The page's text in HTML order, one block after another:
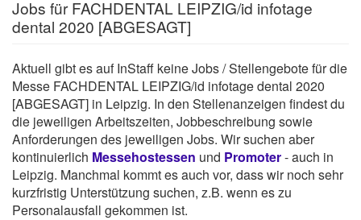
Jobs für FACHDENTAL LEIPZIG/id infotage
dental 2020 [ABGESAGT]
Aktuell gibt es auf InStaff keine Jobs / Stellengebote für die
Messe FACHDENTAL LEIPZIG/id infotage dental 2020
[ABGESAGT] in Leipzig. In den Stellenanzeigen findest du
die jeweiligen Arbeitszeiten, Jobbeschreibung sowie
Anforderungen des jeweiligen Jobs. Wir suchen aber
kontinuierlich Messehostessen und Promoter- auch in
Leipzig. Manchmal kommt es auch vor, dass wir noch sehr
kurzfristig Unterstützung suchen, z.B. wenn es zu
Personalausfall gekommen ist.